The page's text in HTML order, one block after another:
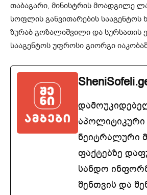
თაბაგარი, მინისტრის მოადგილე
სოფლის განვითარების სააგენტოს
ზურაბ გოზალიშვილი და სურსათის
სააგენტოს უფროსი გიორგი
ნეიტრალური
ფაქტებზე
სანდო
შენთვის და